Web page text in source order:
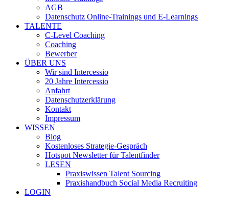
AGB
Datenschutz Online-Trainings und E-Learnings
TALENTE
C-Level Coaching
Coaching
Bewerber
ÜBER UNS
Wir sind Intercessio
20 Jahre Intercessio
Anfahrt
Datenschutzerklärung
Kontakt
Impressum
WISSEN
Blog
Kostenloses Strategie-Gespräch
Hotspot Newsletter für Talentfinder
LESEN
Praxiswissen Talent Sourcing
Praxishandbuch Social Media Recruiting
LOGIN